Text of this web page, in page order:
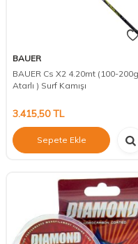
BAUER
BAUER Cs X2 4.20mt (100-
Atarlı ) Surf Kamışı
3.415,50TL
Sepete Ekle